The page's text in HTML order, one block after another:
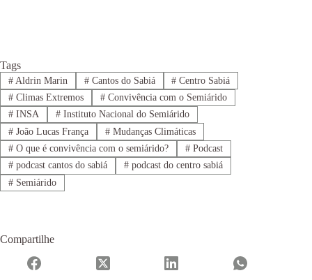
Tags
#Aldrin Marin #Cantos do Sabiá # Centro Sabiá
#Climas Extremos #Convivência com o Semiárido
#INSA #Instituto Nacional do Semiárido
#João Lucas França #Mudanças Climáticas
#O que é convivência com o semiárido? #Podcast
#podcast cantos do sabiá #podcast do centro sabiá
#Semiárido
Compartilhe